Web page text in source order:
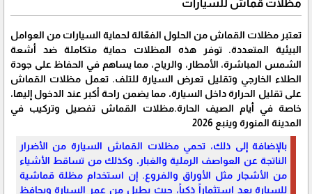
مظلات قماش للسيارات
تعتبر مظلات القماش من الحلول الفعّالة لحماية السيارات من العوامل
البيئية المتعددة. توفر هذه المظلات حماية متكاملة ضد أشعة
الشمس المباشرة، الأمطار، والرياح، مما يساهم في الحفاظ على جودة
الطلاء الخارجي وتقليل تعرض السيارة للتلف. تعمل مظلات القماش
على تقليل الحرارة داخل السيارة، مما يضمن راحة أكبر عند الدخول إليها،
خاصة في أيام الصيف الحارة.مظلات القماش تفصيل وتركيب في
المدينة المنورة وينبع 2026
بالإضافة إلى ذلك، تحمي مظلات القماش السيارة من الأضرار
الناتجة عن العواصف الرملية والغبار، وكذلك من تساقط الأشياء
من الأشجار مثل الأوراق والفروع. إن استخدام مظلة قماشية
للسيارة يعد استثماراً ذكياً، حيث يطيل من عمر السيارة ويحافظ